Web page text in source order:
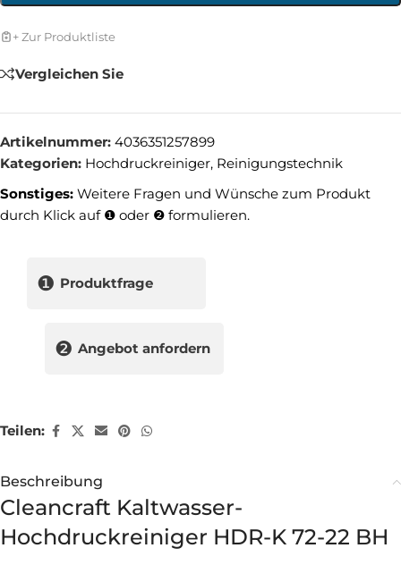
+ Zur Produktliste
Vergleichen Sie
Artikelnummer: 4036351257899
Kategorien: Hochdruckreiniger, Reinigungstechnik
Sonstiges: Weitere Fragen und Wünsche zum Produkt
durch Klick auf ❶ oder ❷ formulieren.
❶ Produktfrage
❷ Angebot anfordern
Teilen:
Beschreibung
Cleancraft Kaltwasser-
Hochdruckreiniger HDR-K 72-22 BH